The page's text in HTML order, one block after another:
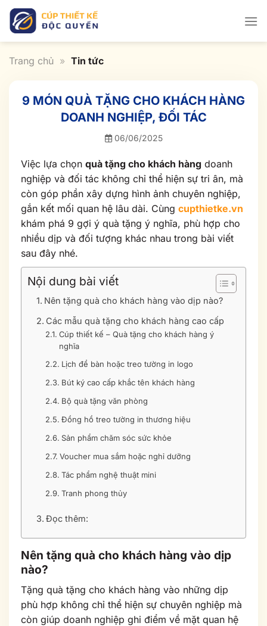
qua
nội
Trang chủ » Tin tức
9 MÓN QUÀ TẶNG CHO KHÁCH HÀNG
DOANH NGHIỆP, ĐỐI TÁC
06/06/2025
Việc lựa chọn quà tặng cho khách hàng doanh
nghiệp và đối tác không chỉ thể hiện sự tri ân, mà
còn góp phần xây dựng hình ảnh chuyên nghiệp,
gắn kết mối quan hệ lâu dài. Cùng cupthietke.vn
khám phá 9 gợi ý quà tặng ý nghĩa, phù hợp cho
nhiều dịp và đối tượng khác nhau trong bài viết
sau đây nhé.
Nội dung bài viết
Nên tặng quà cho khách hàng vào dịp nào?
Các mẫu quà tặng cho khách hàng cao cấp
Cúp thiết kế – Quà tặng cho khách hàng ý
nghĩa
Lịch để bàn hoặc treo tường in logo
Bút ký cao cấp khắc tên khách hàng
Bộ quà tặng văn phòng
Đồng hồ treo tường in thương hiệu
Sản phẩm chăm sóc sức khỏe
Voucher mua sắm hoặc nghỉ dưỡng
Tác phẩm nghệ thuật mini
Tranh phong thủy
Đọc thêm:
Nên tặng quà cho khách hàng vào dịp
nào?
Tặng quà tặng cho khách hàng vào những dịp
phù hợp không chỉ thể hiện sự chuyên nghiệp mà
còn giúp doanh nghiệp ghi điểm về mặt quan hệ